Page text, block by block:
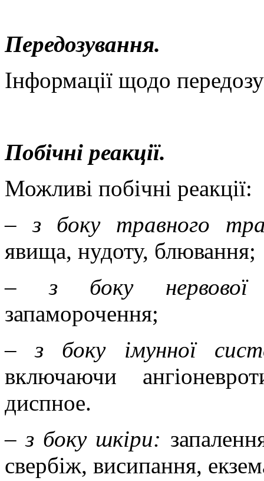
Передозування.
Інформації щодо
Побічні реакції.
Можливі побічні реакції:
– з боку травного
явища, нудоту, блювання;
– з боку нервової
запаморочення;
– з боку імунної
включаючи
диспное.
– з боку шкіри:
свербіж, висипання,